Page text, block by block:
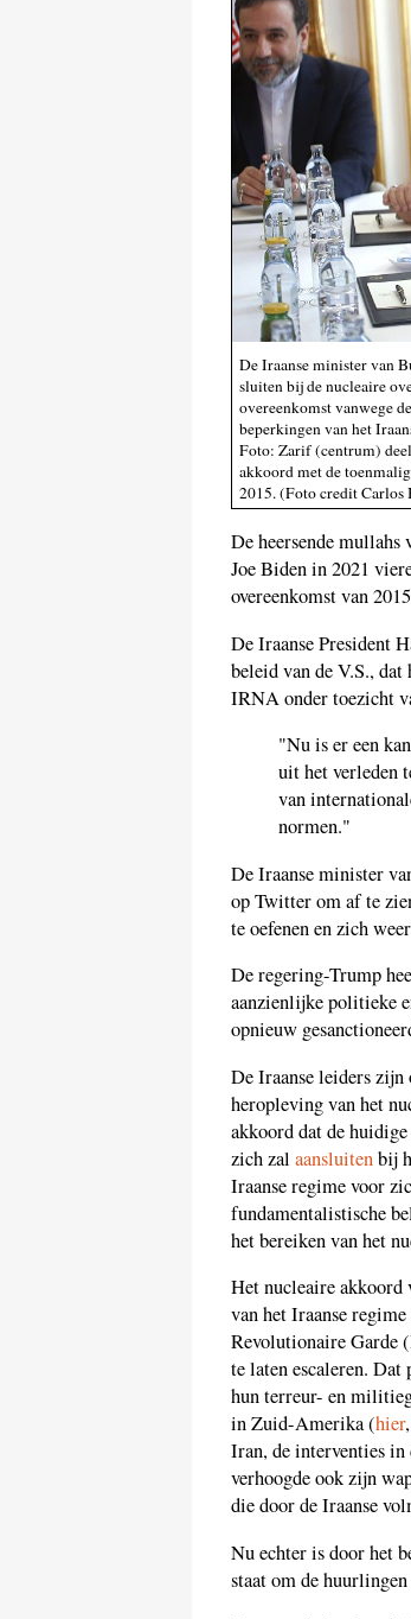
De Iraanse minister van
sluiten bij de nucleaire
overeenkomst vanwege
beperkingen van het
Foto: Zarif (centrum)
akkoord met de
2015. (Foto credit
De heersende mullahs
Joe Biden in 2021
overeenkomst van
De Iraanse President
beleid van de V.S.,
IRNA onder toezicht
"Nu is er een
uit het verleden
van
normen."
De Iraanse minister
op Twitter om af te
te oefenen en zich
De regering-Trump
aanzienlijke politieke
opnieuw
De Iraanse leiders zijn
heropleving van het
akkoord dat de
zich zal aansluitenbij
Iraanse regime voor
fundamentalistische
het bereiken van het
Het nucleaire akkoord
van het Iraanse
Revolutionaire Garde
te laten escaleren.
hun terreur- en
in Zuid-Amerika (hier,
Iran, de interventies
verhoogde ook zijn
die door de Iraanse
Nu echter is door het
staat om de